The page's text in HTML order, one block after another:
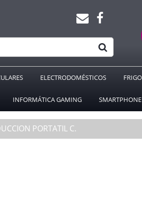
ELECTRODOMÉSTICOS
INFORMÁTICA GAMING SMARTPHONE
PORTATIL C.